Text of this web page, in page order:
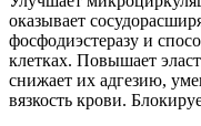
оказывает
фосфодиэстеразу и
клетках. Повышает
снижает их адгезию,
вязкость крови.